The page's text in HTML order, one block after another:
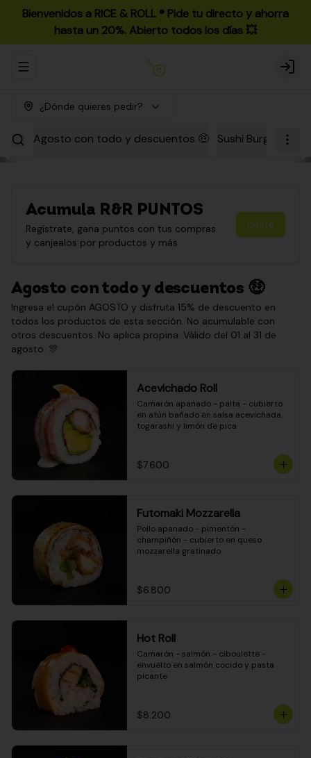
Bienvenidos a RICE & ROLL ®️ Pide tu directo y ahorra
hasta un 20%. Abierto todos los días 💥
Abrir menu de navegación Login
¿Dónde quieres pedir?
Agosto con todo y descuentos 🤑 Sushi Burgers
Acumula R&R PUNTOS
Regístrate, gana puntos con tus compras
y canjealos por productos y más
Únete
Agosto con todo y descuentos 🤑
Ingresa el cupón AGOSTO y disfruta 15% de descuento en
todos los productos de esta sección. No acumulable con
otros descuentos. No aplica propina. Válido del 01 al 31 de
agosto. 🎊
Acevichado Roll
Camarón apanado - palta - cubierto
en atún bañado en salsa acevichada,
togarashi y limón de pica
$7.600
Futomaki Mozzarella
Pollo apanado - pimentón -
champiñón - cubierto en queso
mozzarella gratinado
$6.800
Hot Roll
Camarón - salmón - ciboulette -
envuelto en salmón cocido y pasta
picante
$8.200